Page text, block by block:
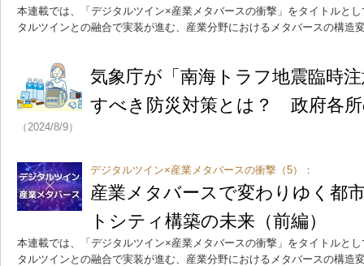
本連載では、「デジタルツイン×産業メタバースの衝撃」をタイトルと
タルツインとの融合で実装が進む、産業分野におけるメタバースの構造
気象庁が「南海トラフ地震臨時
すべき防災対策とは？ 政府各
（2024/8/9）
デジタルツイン×産業メタバースの衝撃（5）：
産業メタバースで変わりゆく都
トシティ構築の未来（前編）
本連載では、「デジタルツイン×産業メタバースの衝撃」をタイトルと
タルツインとの融合で実装が進む、産業分野におけるメタバースの構造